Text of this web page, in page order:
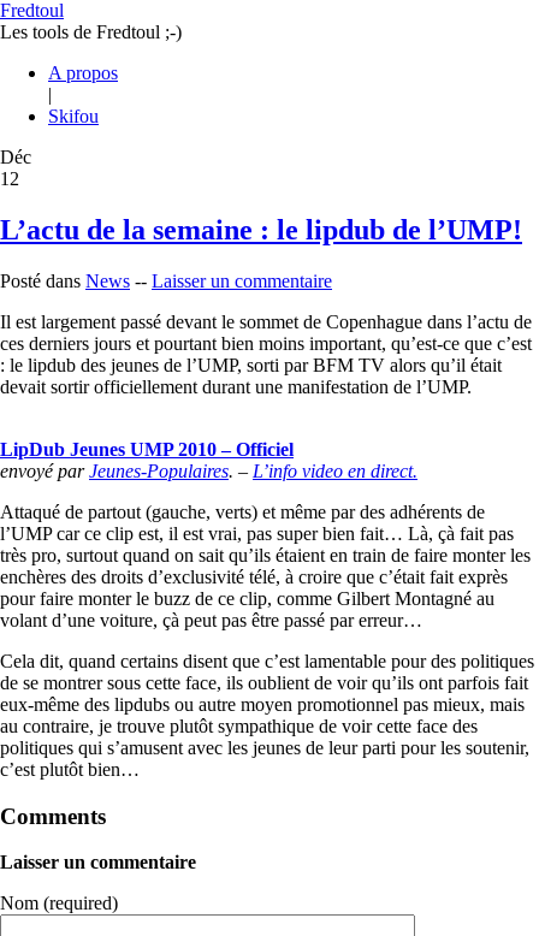
Fredtoul
Les tools de Fredtoul ;-)
A propos
|
Skifou
Déc
12
L’actu de la semaine : le lipdub de l’UMP!
Posté dans News -- Laisser un commentaire
Il est largement passé devant le sommet de Copenhague dans l’actu de
ces derniers jours et pourtant bien moins important, qu’est-ce que c’est
: le lipdub des jeunes de l’UMP, sorti par BFM TV alors qu’il était
devait sortir officiellement durant une manifestation de l’UMP.
LipDub Jeunes UMP 2010 – Officiel
envoyé parJeunes-Populaires. – L’info video en direct.
Attaqué de partout (gauche, verts) et même par des adhérents de
l’UMP car ce clip est, il est vrai, pas super bien fait… Là, çà fait pas
très pro, surtout quand on sait qu’ils étaient en train de faire monter les
enchères des droits d’exclusivité télé, à croire que c’était fait exprès
pour faire monter le buzz de ce clip, comme Gilbert Montagné au
volant d’une voiture, çà peut pas être passé par erreur…
Cela dit, quand certains disent que c’est lamentable pour des politiques
de se montrer sous cette face, ils oublient de voir qu’ils ont parfois fait
eux-même des lipdubs ou autre moyen promotionnel pas mieux, mais
au contraire, je trouve plutôt sympathique de voir cette face des
politiques qui s’amusent avec les jeunes de leur parti pour les soutenir,
c’est plutôt bien…
Comments
Laisser un commentaire
Nom (required)